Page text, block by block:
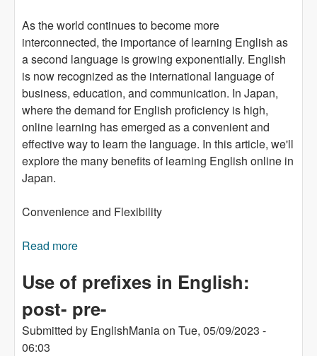
As the world continues to become more
interconnected, the importance of learning English as
a second language is growing exponentially. English
is now recognized as the international language of
business, education, and communication. In Japan,
where the demand for English proficiency is high,
online learning has emerged as a convenient and
effective way to learn the language. In this article, we'll
explore the many benefits of learning English online in
Japan.
Convenience and Flexibility
Read more
Use of prefixes in English:
post- pre-
Submitted by EnglishManiaon Tue, 05/09/2023 -
06:03